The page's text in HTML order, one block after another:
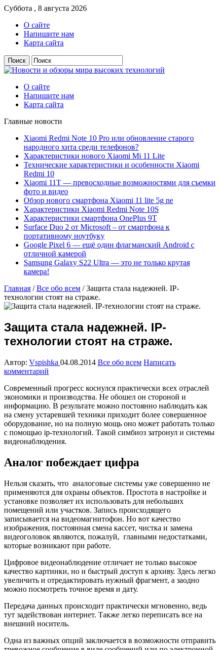
Суббота , 8 августа 2026
О сайте
Напишите нам
Карта сайта
О сайте
Напишите нам
Карта сайта
Главные новости
Xiaomi Redmi Note 10 Pro или обновление старого
народного хита среди телефонов?
Характеристики нового Xiaomi Mi 11 Lite
Технические характеристики и особенности Xiaomi
Redmi 10
Xiaomi 11T — превосходные возможностями для съемки
фото и видео
Обзор нового смартфона Xiaomi 11 lite 5g ne
Характеристики Xiaomi Redmi Note 10S
Характеристики смартфона OnePlus 9T
Surface Duo 2 от Microsoft – от смартфона к
портативному ноутбуку
Google Pixel 6 — ещё один флагманский Android с
отличной камерой
Samsung Galaxy S22 Ultra — это не только крутая
камера!
Главная /Все обо всем /Защита стала надежней. IP-
технологии стоят на страже.
Защита стала надежней. IP-
технологии стоят на страже.
Автор: Vspishka 04.08.2014 Все обо всем Написать
комментарий
Современный прогресс коснулся практически всех отраслей
экономики и производства. Не обошел он стороной и
информацию. В результате можно постоянно наблюдать как
на смену устаревшей техники приходит более совершенное
оборудование, но на полную мощь оно может работать только
с помощью ip-технологий. Такой симбиоз затронул и системы
видеонаблюдения.
Аналог побеждает цифра
Нельзя сказать, что аналоговые системы уже совершенно не
применяются для охраны объектов. Простота в настройке и
установке позволяет их использовать для небольших
помещений или участков. Запись происходящего
записывается на видеомагнитофон. Но вот качество
изображения, постоянная смена кассет, чистка и замена
видеоголовок являются, пожалуй, главными недостатками,
которые возникают при работе.
Цифровое видеонаблюдение отличает не только высокое
качество картинки, но и быстрый доступ к архиву. Здесь легко
увеличить и отредактировать нужный фрагмент, а заодно
можно посмотреть точное время и дату.
Передача данных происходит практически мгновенно, ведь
тут задействован интернет. Также легко переписать все на
внешний носитель.
Одна из важных опций заключается в возможности отправить